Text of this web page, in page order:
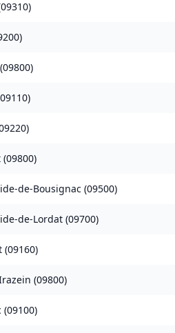
09310)
)
(09800)
09110)
)
(09800)
de-Bousignac (09500)
de-Lordat (09700)
(09160)
(09800)
(09100)